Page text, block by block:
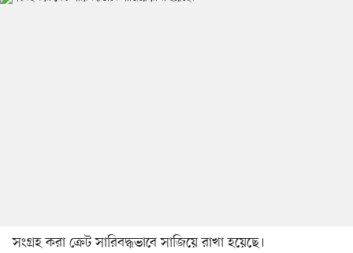
সংগ্রহ করা ক্রেট সারিবদ্ধভাবে সাজিয়ে রাখা হয়েছে।